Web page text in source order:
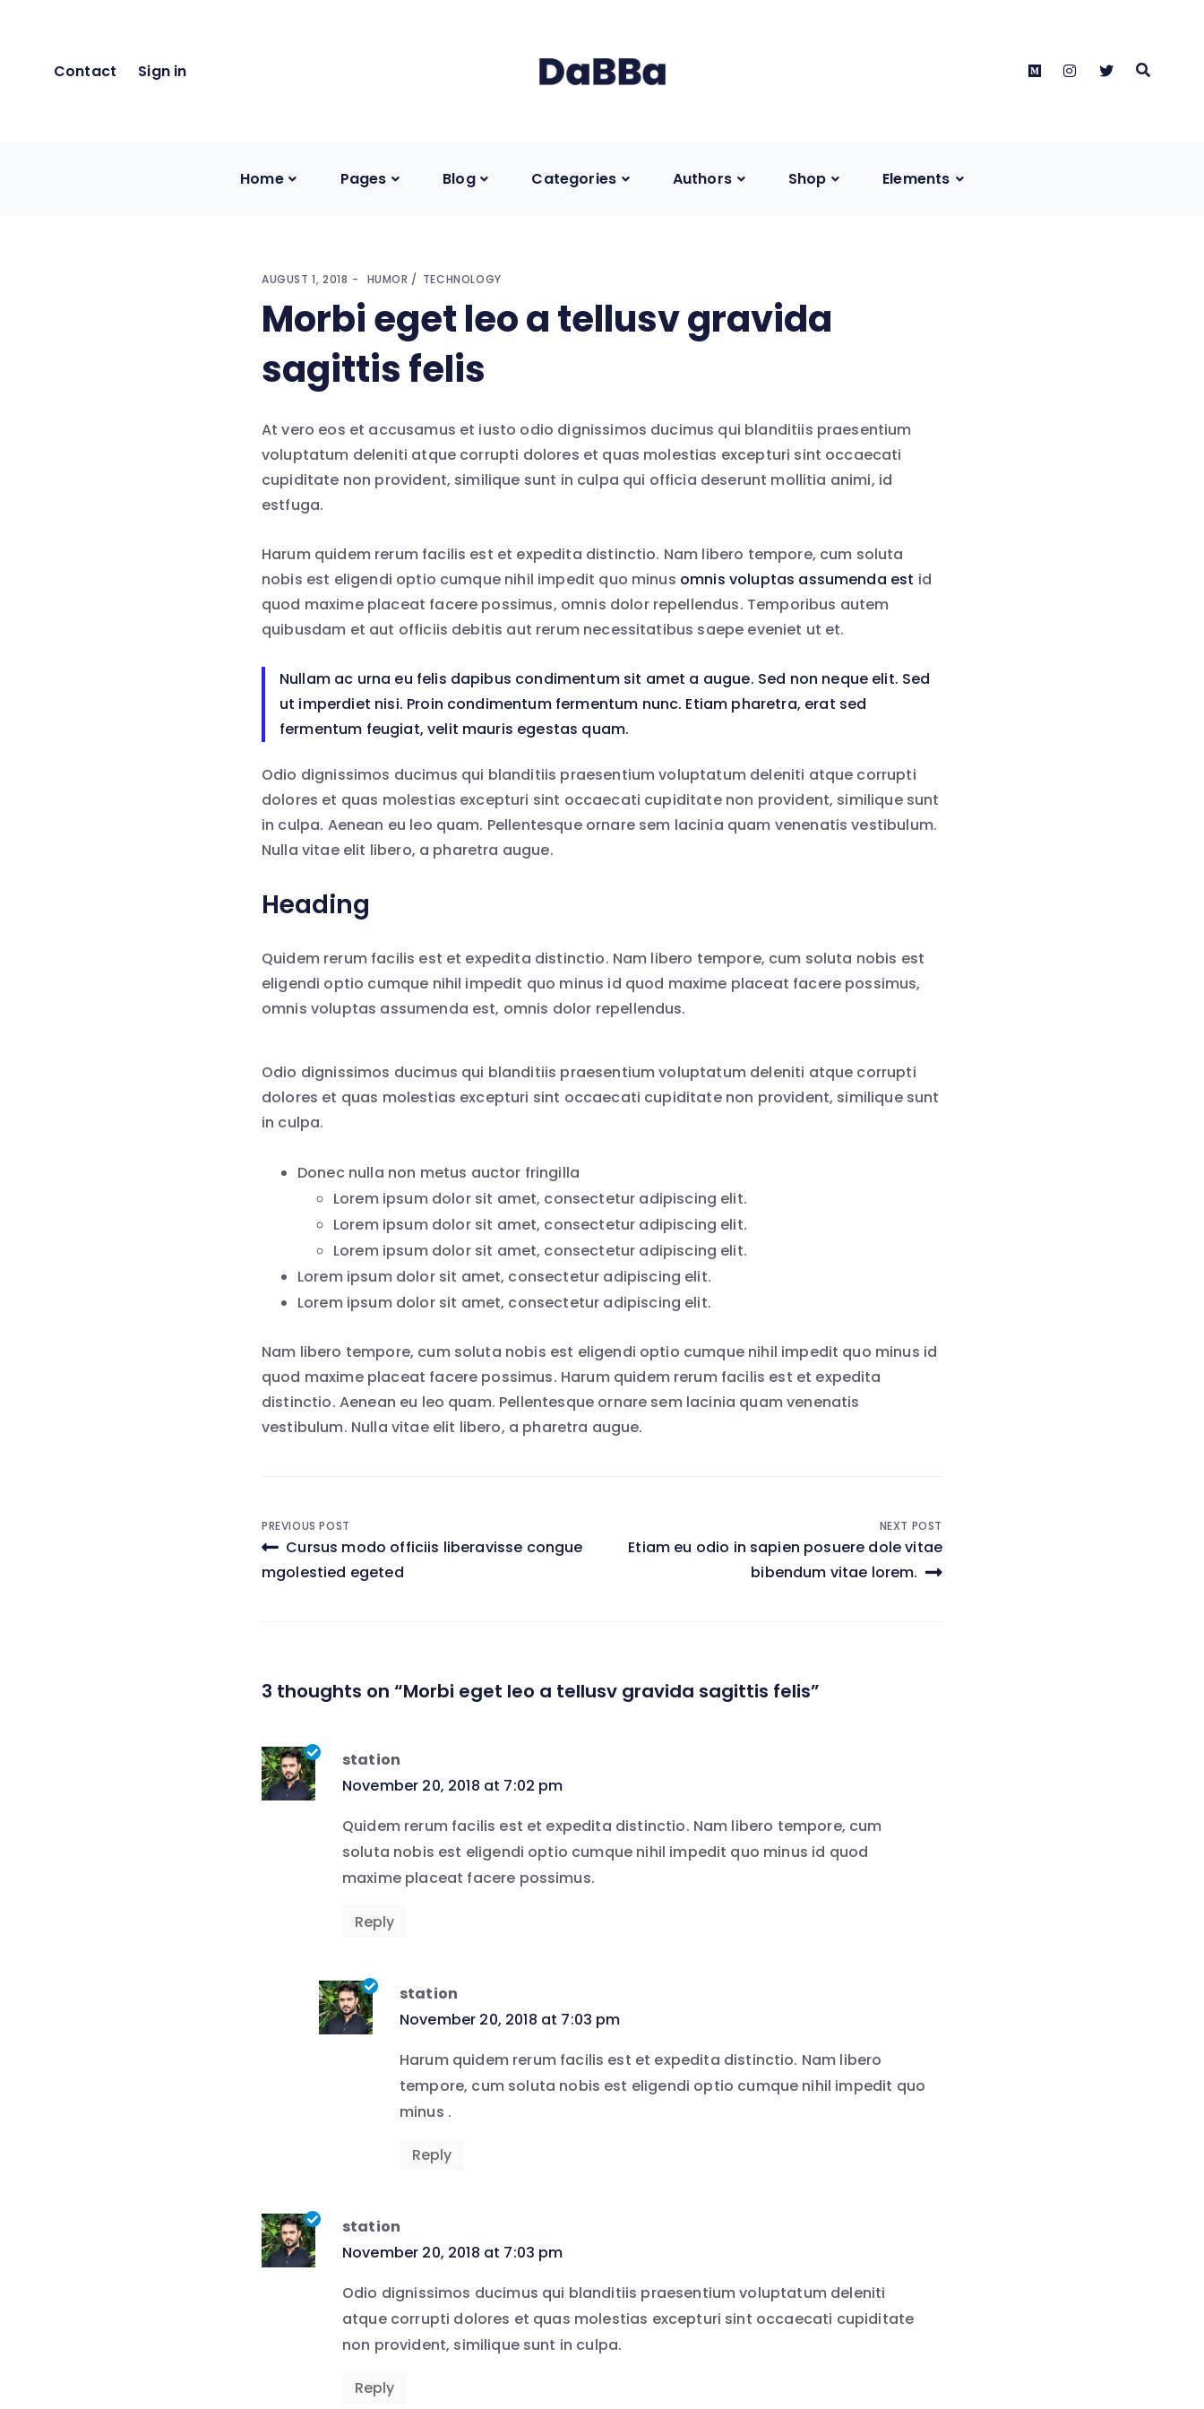
Contact Sign in Mediuminstagram
twitter
Home Pages Blog Categories Authors Shop Elements
AUGUST 1, 2018 HUMOR TECHNOLOGY
Morbi eget leo a tellusv gravida
sagittis felis
At vero eos et accusamus et iusto odio dignissimos ducimus qui blanditiis praesentium
voluptatum deleniti atque corrupti dolores et quas molestias excepturi sint occaecati
cupiditate non provident, similique sunt in culpa qui officia deserunt mollitia animi, id
estfuga.
Harum quidem rerum facilis est et expedita distinctio. Nam libero tempore, cum soluta
nobis est eligendi optio cumque nihil impedit quo minus omnis voluptas assumenda est id
quod maxime placeat facere possimus, omnis dolor repellendus. Temporibus autem
quibusdam et aut officiis debitis aut rerum necessitatibus saepe eveniet ut et.
Nullam ac urna eu felis dapibus condimentum sit amet a augue. Sed non neque elit. Sed
ut imperdiet nisi. Proin condimentum fermentum nunc. Etiam pharetra, erat sed
fermentum feugiat, velit mauris egestas quam.
Odio dignissimos ducimus qui blanditiis praesentium voluptatum deleniti atque corrupti
dolores et quas molestias excepturi sint occaecati cupiditate non provident, similique sunt
in culpa. Aenean eu leo quam. Pellentesque ornare sem lacinia quam venenatis vestibulum.
Nulla vitae elit libero, a pharetra augue.
Heading
Quidem rerum facilis est et expedita distinctio. Nam libero tempore, cum soluta nobis est
eligendi optio cumque nihil impedit quo minus id quod maxime placeat facere possimus,
omnis voluptas assumenda est, omnis dolor repellendus.
Odio dignissimos ducimus qui blanditiis praesentium voluptatum deleniti atque corrupti
dolores et quas molestias excepturi sint occaecati cupiditate non provident, similique sunt
in culpa.
Donec nulla non metus auctor fringilla
Lorem ipsum dolor sit amet, consectetur adipiscing elit.
Lorem ipsum dolor sit amet, consectetur adipiscing elit.
Lorem ipsum dolor sit amet, consectetur adipiscing elit.
Lorem ipsum dolor sit amet, consectetur adipiscing elit.
Lorem ipsum dolor sit amet, consectetur adipiscing elit.
Nam libero tempore, cum soluta nobis est eligendi optio cumque nihil impedit quo minus id
quod maxime placeat facere possimus. Harum quidem rerum facilis est et expedita
distinctio. Aenean eu leo quam. Pellentesque ornare sem lacinia quam venenatis
vestibulum. Nulla vitae elit libero, a pharetra augue.
Post
navigation
PREVIOUS POST
Cursus modo officiis liberavisse congue
mgolestied egeted
NEXT POST
Etiam eu odio in sapien posuere dole vitae
bibendum vitae lorem.
3 thoughts on “Morbi eget leo a tellusv gravida sagittis felis”
station
says:
November 20, 2018 at 7:02 pm
Quidem rerum facilis est et expedita distinctio. Nam libero tempore, cum
soluta nobis est eligendi optio cumque nihil impedit quo minus id quod
maxime placeat facere possimus.
Reply
station
says:
November 20, 2018 at 7:03 pm
Harum quidem rerum facilis est et expedita distinctio. Nam libero
tempore, cum soluta nobis est eligendi optio cumque nihil impedit quo
minus .
Reply
station
says:
November 20, 2018 at 7:03 pm
Odio dignissimos ducimus qui blanditiis praesentium voluptatum deleniti
atque corrupti dolores et quas molestias excepturi sint occaecati cupiditate
non provident, similique sunt in culpa.
Reply